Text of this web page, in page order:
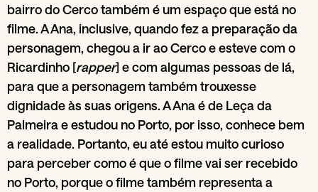
bairro do Cerco também é um espaço que está no
filme. A Ana, inclusive, quando fez a preparação da
personagem, chegou a ir ao Cerco e esteve com o
Ricardinho [rapper] e com algumas pessoas de lá,
para que a personagem também trouxesse
dignidade às suas origens. A Ana é de Leça da
Palmeira e estudou no Porto, por isso, conhece bem
a realidade. Portanto, eu até estou muito curioso
para perceber como é que o filme vai ser recebido
no Porto, porque o filme também representa a